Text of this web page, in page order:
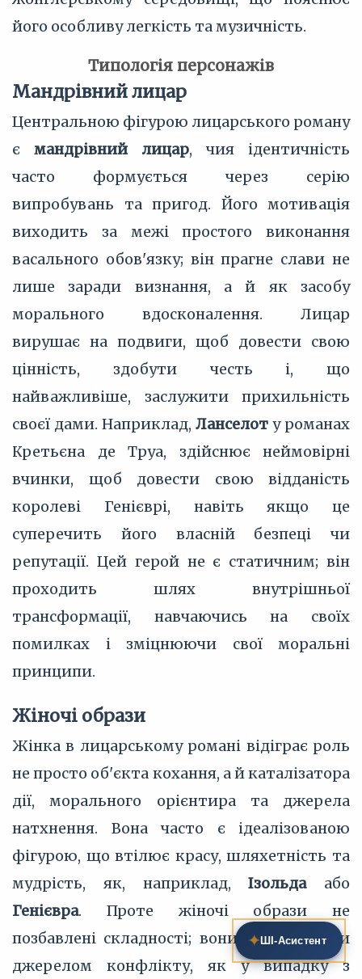
його особливу легкість та музичність.
Типологія персонажів
Мандрівний лицар
Центральною фігурою лицарського роману
є мандрівний лицар, чия ідентичність
часто формується через серію
випробувань та пригод. Його мотивація
виходить за межі простого виконання
васального обов'язку; він прагне слави не
лише заради визнання, а й як засобу
морального вдосконалення. Лицар
вирушає на подвиги, щоб довести свою
цінність, здобути честь і, що
найважливіше, заслужити прихильність
своєї дами. Наприклад, Ланселот у романах
Кретьєна де Труа, здійснює неймовірні
вчинки, щоб довести свою відданість
королеві Генієврі, навіть якщо це
суперечить його власній безпеці чи
репутації. Цей герой не є статичним; він
проходить шлях внутрішньої
трансформації, навчаючись на своїх
помилках і зміцнюючи свої моральні
принципи.
Жіночі образи
Жінка в лицарському романі відіграє роль
не просто об'єкта кохання, а й каталізатора
дії, морального орієнтира та джерела
натхнення. Вона часто є ідеалізованою
фігурою, що втілює красу, шляхетність та
мудрість, як, наприклад,Ізольдаабо
Генієвра. Проте жіночі образи не
позбавлені складності; вони можуть бути
джерелом конфлікту, як у випадку з
✦ ШІ‑Асистент